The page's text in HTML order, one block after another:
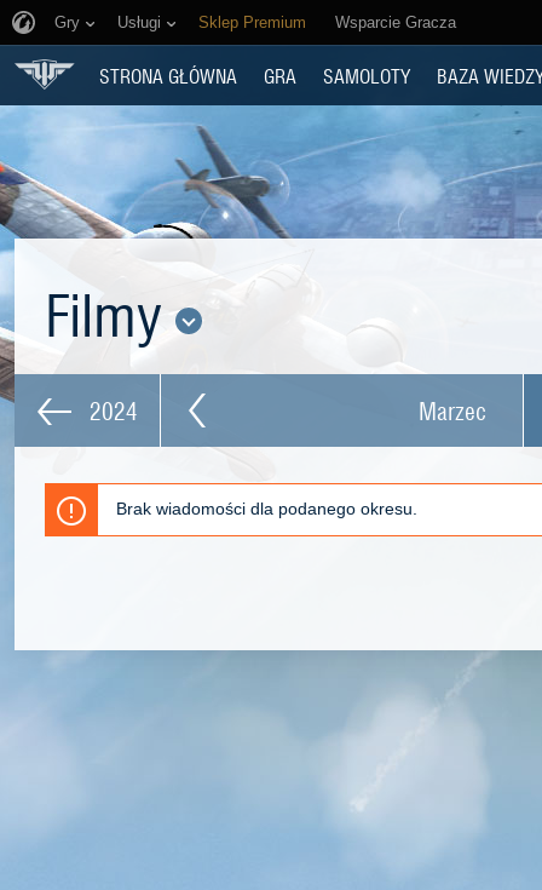
Gry Usługi Sklep Premium Wsparcie Gracza
STRONA GŁÓWNA GRA SAMOLOTY BAZA
Filmy
2024 Marzec
Brak wiadomości dla podanego okresu.